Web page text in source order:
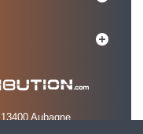
Aubagne